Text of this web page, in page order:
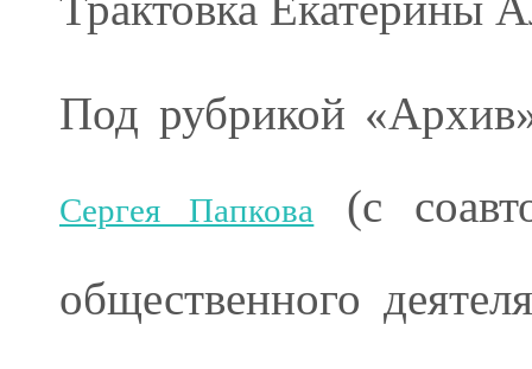
Под рубрикой
Сергея Папкова
(с
общественного